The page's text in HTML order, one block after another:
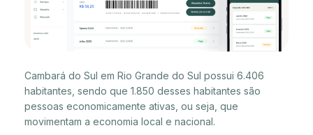
Cambará do Sul em Rio Grande do Sul possui 6.406
habitantes, sendo que 1.850 desses habitantes são
pessoas economicamente ativas, ou seja, que
movimentam a economia local e nacional.